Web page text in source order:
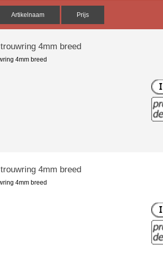
Artikelnaam Prijs
4mm breed
4mm breed
4mm breed
4mm breed